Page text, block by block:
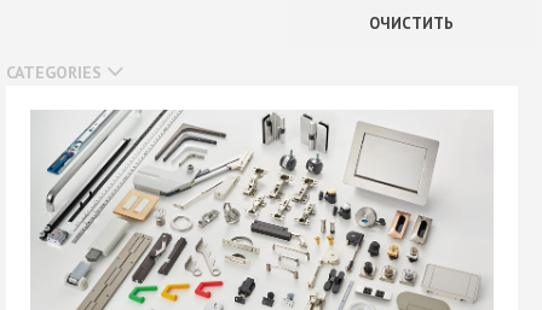
ОЧИСТИТЬ
CATEGORIES